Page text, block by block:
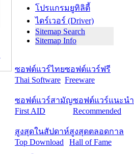
โปรแกรมยูทิลิตี้
ไดร์เวอร์ (Driver)
Sitemap Search
Sitemap Info
ซอฟต์แวร์ไทย
Thai Software
ซอฟต์แวร์ฟรี
Freeware
ซอฟต์แวร์สามัญ
First AID
ซอฟต์แวร์แนะนำ
Recommended
สูงสุดในสัปดาห์
Top Download
สูงสุดตลอดกาล
Hall of Fame